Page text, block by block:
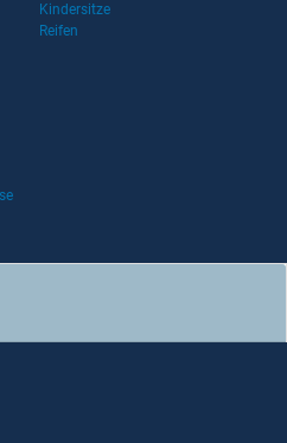
Kindersitze
Reifen